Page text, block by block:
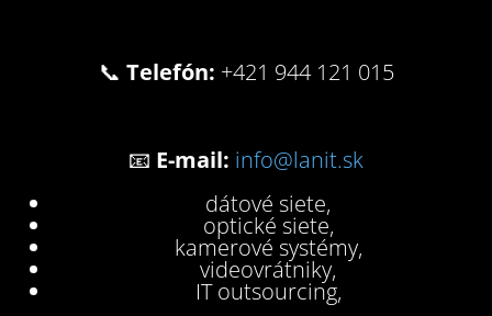
📞 Telefón: +421 944 121 015
📧 E-mail: info@lanit.sk
dátové siete,
optické siete,
kamerové systémy,
videovrátniky,
IT outsourcing,